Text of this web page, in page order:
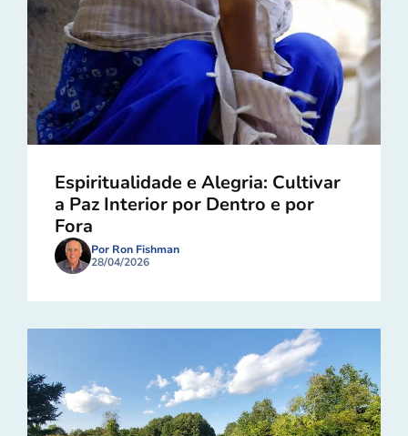
Espiritualidade e Alegria: Cultivar
a Paz Interior por Dentro e por
Fora
Por Ron Fishman
28/04/2026